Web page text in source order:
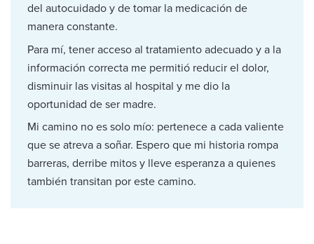
del autocuidado y de tomar la medicación de
manera constante.
Para mí, tener acceso al tratamiento adecuado y a la
información correcta me permitió reducir el dolor,
disminuir las visitas al hospital y me dio la
oportunidad de ser madre.
Mi camino no es solo mío: pertenece a cada valiente
que se atreva a soñar. Espero que mi historia rompa
barreras, derribe mitos y lleve esperanza a quienes
también transitan por este camino.